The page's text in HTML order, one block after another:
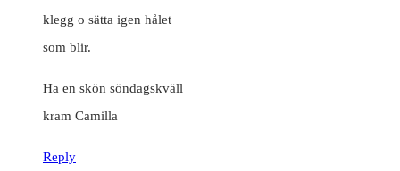
klegg o sätta igen hålet
som blir.
Ha en skön söndagskväll
kram Camilla
Reply